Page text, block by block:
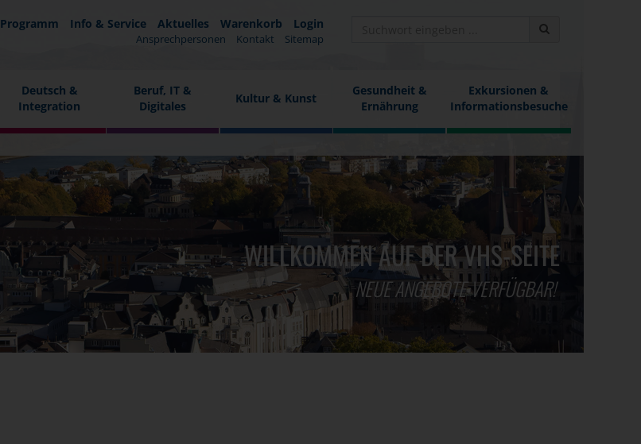
Programm Info & Service Aktuelles Warenkorb Login
Ansprechpersonen Kontakt Sitemap
Deutsch &
Integration
Beruf, IT &
Digitales
Kultur & Kunst
Gesundheit &
Ernährung
Exkursionen &
Informationsbesuche
WILLKOMMEN AUF DER VHS-SEITE
NEUE ANGEBOTE VERFÜGBAR!